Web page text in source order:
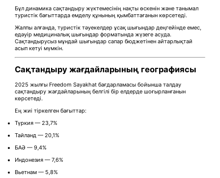
Бұл динамика сақтандыру жүктемесінің нақты өскенін және танымал
туристік бағыттарда емделу құнының қымбаттағанын көрсетеді.
Жалпы алғанда, туристік тәуекелдер ұсақ шығындар деңгейінде емес,
едәуір медициналық шығындар форматында жүзеге асуда.
Сақтандырусыз мұндай шығындар сапар бюджетінен айтарлықтай
асып кетуі мүмкін.
Сақтандыру жағдайларының географиясы
2025 жылғы Freedom Sayakhat бағдарламасы бойынша талдау
сақтандыру жағдайларының белгілі бір елдерде шоғырланғанын
көрсетеді.
Ең жиі тіркелген бағыттар:
Түркия — 23,7%
Тайланд — 20,1%
БАӘ — 9,4%
Индонезия — 7,6%
Вьетнам — 5,8%